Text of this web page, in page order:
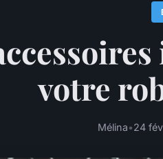
votre
Mélina•24